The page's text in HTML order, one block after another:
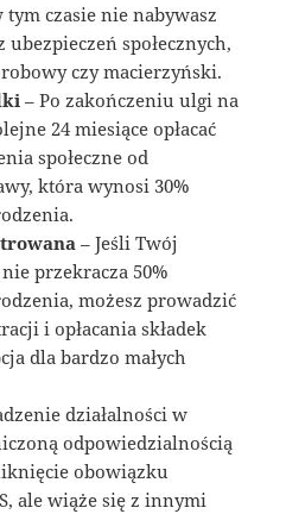
czasie nie nabywasz
społecznych,
czy macierzyński.
– Po zakończeniu ulgi na
24 miesiące opłacać
społeczne od
która wynosi 30%
– Jeśli Twój
przekracza 50%
możesz prowadzić
i opłacania składek
dla bardzo małych
działalności w
odpowiedzialnością
obowiązku
ale wiąże się z innymi